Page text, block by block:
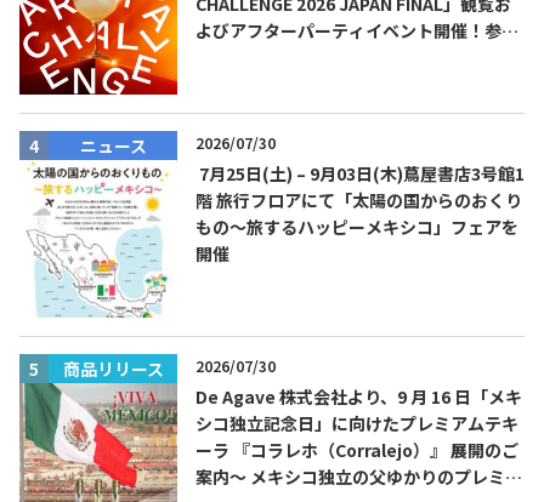
よびアフターパーティイベント開催！参加
ニュース 2026/07/30
7月25日(土) – 9月03日(木)蔦屋書店3号館1
階 旅行フロアにて「太陽の国からのおくり
もの～旅するハッピーメキシコ」フェアを
開催
商品リリース 2026/07/30
De Agave 株式会社より、9 月 16 日「メキ
シコ独立記念日」に向けたプレミアムテキ
ーラ 『コラレホ（Corralejo）』 展開のご
案内〜 メキシコ独立の父ゆかりのプレミア